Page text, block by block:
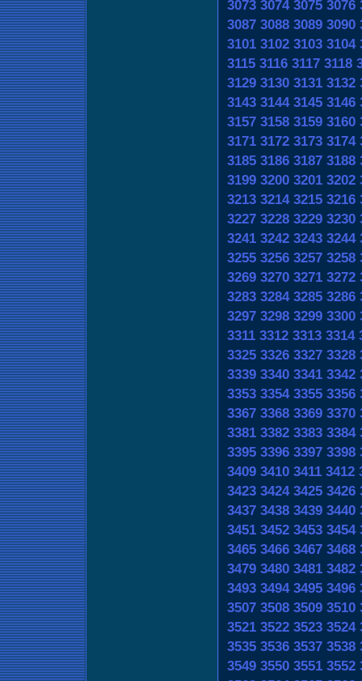
3073 3074 3075 3076
3087 3088 3089 3090
3101 3102 3103 3104
3115 3116 3117 3118
3129 3130 3131 3132
3143 3144 3145 3146
3157 3158 3159 3160
3171 3172 3173 3174
3185 3186 3187 3188
3199 3200 3201 3202
3213 3214 3215 3216
3227 3228 3229 3230
3241 3242 3243 3244
3255 3256 3257 3258
3269 3270 3271 3272
3283 3284 3285 3286
3297 3298 3299 3300
3311 3312 3313 3314
3325 3326 3327 3328
3339 3340 3341 3342
3353 3354 3355 3356
3367 3368 3369 3370
3381 3382 3383 3384
3395 3396 3397 3398
3409 3410 3411 3412
3423 3424 3425 3426
3437 3438 3439 3440
3451 3452 3453 3454
3465 3466 3467 3468
3479 3480 3481 3482
3493 3494 3495 3496
3507 3508 3509 3510
3521 3522 3523 3524
3535 3536 3537 3538
3549 3550 3551 3552